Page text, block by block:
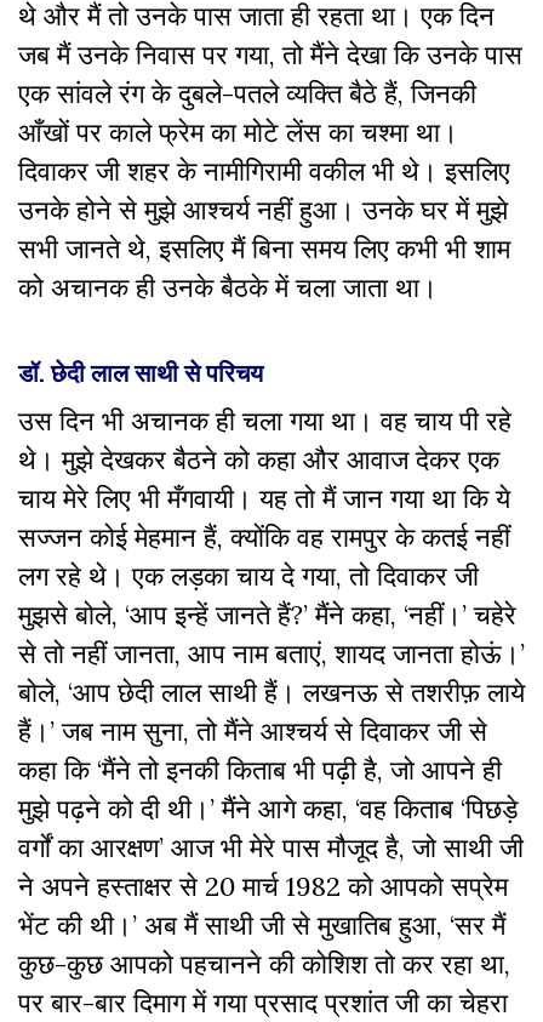
थे और मैं तो उनके पास जाता ही रहता था। एक दिन
जब मैं उनके निवास पर गया, तो मैंने देखा कि उनके पास
एक सांवले रंग के दुबले-पतले व्यक्ति बैठे हैं, जिनकी
आँखों पर काले फ्रेम का मोटे लेंस का चश्मा था।
दिवाकर जी शहर के नामीगिरामी वकील भी थे। इसलिए
उनके होने से मुझे आश्चर्य नहीं हुआ। उनके घर में मुझे
सभी जानते थे, इसलिए मैं बिना समय लिए कभी भी शाम
को अचानक ही उनके बैठके में चला जाता था।
डॉ. छेदी लाल साथी से परिचय
उस दिन भी अचानक ही चला गया था। वह चाय पी रहे
थे। मुझे देखकर बैठने को कहा और आवाज देकर एक
चाय मेरे लिए भी मँगवायी। यह तो मैं जान गया था कि ये
सज्जन कोई मेहमान हैं, क्योंकि वह रामपुर के कतई नहीं
लग रहे थे। एक लड़का चाय दे गया, तो दिवाकर जी
मुझसे बोले, ‘आप इन्हें जानते हैं?’ मैंने कहा, ‘नहीं।’ चहेरे
से तो नहीं जानता, आप नाम बताएं, शायद जानता होऊं।’
बोले, ‘आप छेदी लाल साथी हैं। लखनऊ से तशरीफ़ लाये
हैं।’ जब नाम सुना, तो मैंने आश्चर्य से दिवाकर जी से
कहा कि ‘मैंने तो इनकी किताब भी पढ़ी है, जो आपने ही
मुझे पढ़ने को दी थी।’ मैंने आगे कहा, ‘वह किताब ‘पिछड़े
वर्गों का आरक्षण’ आज भी मेरे पास मौजूद है, जो साथी जी
ने अपने हस्ताक्षर से 20 मार्च 1982 को आपको सप्रेम
भेंट की थी।’ अब मैं साथी जी से मुखातिब हुआ, ‘सर मैं
कुछ-कुछ आपको पहचानने की कोशिश तो कर रहा था,
पर बार-बार दिमाग में गया प्रसाद प्रशांत जी का चेहरा